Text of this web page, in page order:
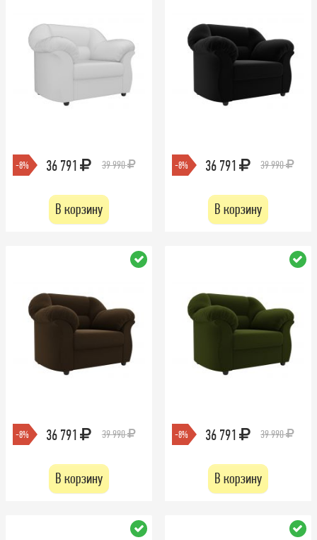
-8% 36 791 39 990
В корзину
-8% 36 791 39 990
В корзину
-8% 36 791 39 990
В корзину
-8% 36 791 39 990
В корзину